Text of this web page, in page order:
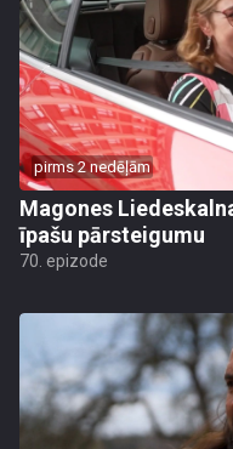
pirms 2 nedēļām
Magones
īpašu pārsteigumu
70. epizode